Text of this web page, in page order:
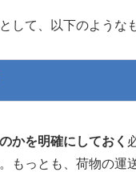
して、以下のような
かを明確にしておく
もっとも、荷物の